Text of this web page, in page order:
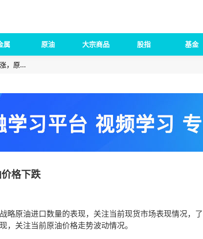
属 原油 大宗商品 股指 基金
，原...
格下跌
原油进口数量的表现，关注当前现货市场表现情况，
，关注当前原油价格走势波动情况。